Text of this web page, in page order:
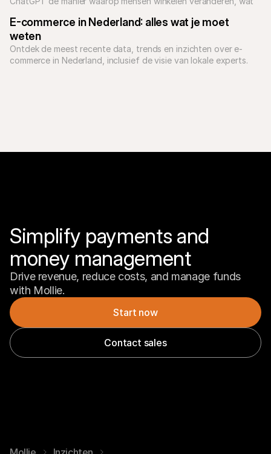
bedrijven voorbereidt op de toekomst van betalingen.
E-commerce in Nederland: alles wat je moet
weten
Ontdek de meest recente data, trends en inzichten over e-
commerce in Nederland, inclusief de visie van lokale experts.
Simplify payments and
money management
Drive revenue, reduce costs, and manage funds
with Mollie.
Start now
Contact sales